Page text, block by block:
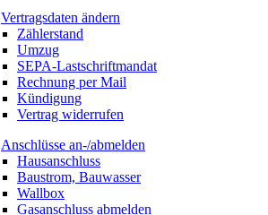
Vertragsdaten ändern
Zählerstand
Umzug
SEPA-Lastschriftmandat
Rechnung per Mail
Kündigung
Vertrag widerrufen
Anschlüsse an-/abmelden
Hausanschluss
Baustrom, Bauwasser
Wallbox
Gasanschluss abmelden